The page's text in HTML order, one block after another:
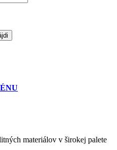
materiálov v širokej palete